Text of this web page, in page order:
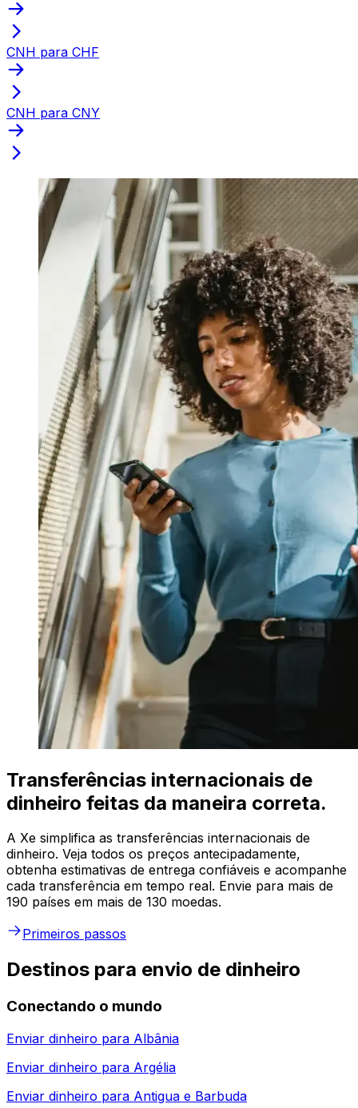
CNH para CHF
CNH para CNY
Transferências internacionais de
dinheiro feitas da maneira correta.
A Xe simplifica as transferências internacionais de
dinheiro. Veja todos os preços antecipadamente,
obtenha estimativas de entrega confiáveis e acompanhe
cada transferência em tempo real. Envie para mais de
190 países em mais de 130 moedas.
Primeiros passos
Destinos para envio de dinheiro
Conectando o mundo
Enviar dinheiro para Albânia
Enviar dinheiro para Argélia
Enviar dinheiro para Antigua e Barbuda